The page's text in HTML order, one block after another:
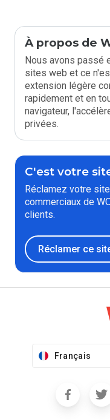
À propos de
Nous avons passé
sites web et ce
extension légère
rapidement et en
navigateur,
privées.
C'est votre
Réclamez votre
commerciaux de
clients.
Réclamer ce
Français